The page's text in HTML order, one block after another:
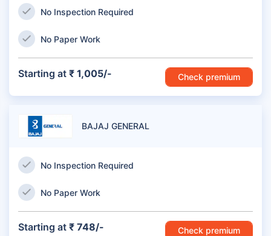
Starting at ₹ 1,005/-
No Inspection Required
No Paper Work
Check premium
BAJAJ GENERAL
Starting at ₹ 748/-
No Inspection Required
No Paper Work
Check premium